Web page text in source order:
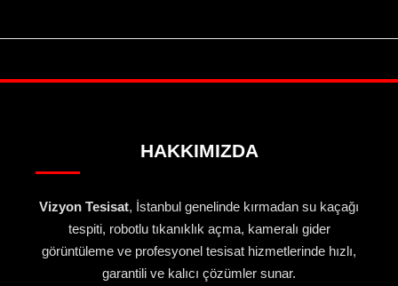
HAKKIMIZDA
Vizyon Tesisat, İstanbul genelinde kırmadan su kaçağı
tespiti, robotlu tıkanıklık açma, kameralı gider
görüntüleme ve profesyonel tesisat hizmetlerinde hızlı,
garantili ve kalıcı çözümler sunar.